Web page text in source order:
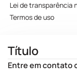
Lei de transparência
Termos de uso
Título
Entre em contato